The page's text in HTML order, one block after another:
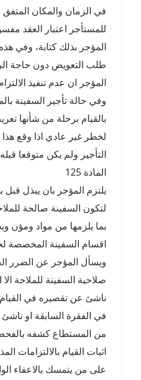
في الزمان والمكان المتفق
للمستأجر اعتبار العقد
المؤجر بذلك كتابة، وفي
طلب التعويض دون حاجة الى
المؤجر ان عدم تنفيذ
وفي حالة تأجير السفينة
بالقيام برحلة من شأنها
لخطر غير عادي اذا وقع
التأجير ولم يكن متوقعا
المادة 125
يلتزم المؤجر بان يبذل قبل
لتكون السفينة صالحة
بما يلزمها من مواد ومؤن
اقسام السفينة المخصصة
ويسأل المؤجر عن الضرر
صلاحية السفينة للملاحة
ناشئ عن تقصيره في القيام
في الفقرة السابقة او
من المستطاع كشفه
اثبات القيام بالالتزامات
على من يتمسك بالاعفاء